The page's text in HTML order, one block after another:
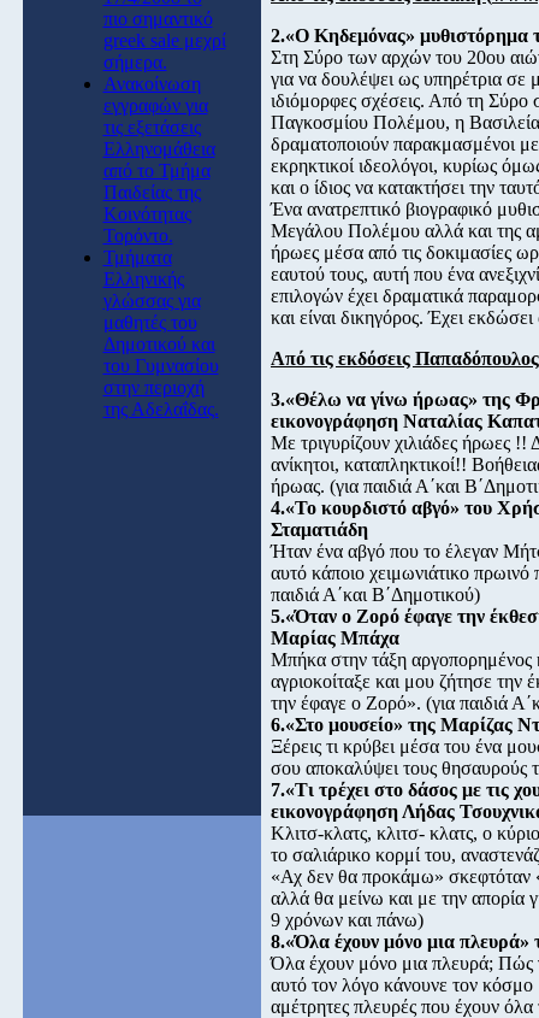
πιο σημαντικό
greek sale μεχρί
σήμερα.
Ανακοίνωση
εγγραφών για
τις εξετάσεις
Ελληνομάθεια
από το Τμήμα
Παιδείας της
Κοινότητας
Τορόντο.
Τμήματα
Ελληνικής
γλώσσας για
μαθητές του
Δημοτικού και
του Γυμνασίου
στην περιοχή
της Αδελαΐδας.
2.«Ο Κηδεμόνας» μυθιστόρημα
Στη Σύρο των αρχών του 20ου
για να δουλέψει ως υπηρέτρια σε
ιδιόμορφες σχέσεις. Από τη Σύρο
Παγκοσμίου Πολέμου, η
δραματοποιούν παρακμασμένοι
εκρηκτικοί ιδεολόγοι, κυρίως
και ο ίδιος να κατακτήσει την
Ένα ανατρεπτικό βιογραφικό
Μεγάλου Πολέμου αλλά και της
ήρωες μέσα από τις δοκιμασίες
εαυτού τους, αυτή που ένα
επιλογών έχει δραματικά
και είναι δικηγόρος. Έχει
Από τις εκδόσεις
3.«Θέλω να γίνω ήρωας» της
εικονογράφηση Ναταλίας
Με τριγυρίζουν χιλιάδες ήρωες !!
ανίκητοι, καταπληκτικοί!!
ήρωας. (για παιδιά Α΄και
4.«Το κουρδιστό αβγό» του
Σταματιάδη
Ήταν ένα αβγό που το έλεγαν
αυτό κάποιο χειμωνιάτικο
παιδιά Α΄και Β΄Δημοτικού)
5.«Όταν ο Ζορό έφαγε την
Μαρίας Μπάχα
Μπήκα στην τάξη
αγριοκοίταξε και μου ζήτησε
την έφαγε ο Ζορό». (για παιδιά
6.«Στο μουσείο» της Μαρίζας
Ξέρεις τι κρύβει μέσα του ένα
σου αποκαλύψει τους θησαυρούς
7.«Τι τρέχει στο δάσος με τις
εικονογράφηση Λήδας
Κλιτσ-κλατς, κλιτσ- κλατς, ο
το σαλιάρικο κορμί του,
«Αχ δεν θα προκάμω» σκεφτόταν
αλλά θα μείνω και με την απορία
9 χρόνων και πάνω)
8.«Όλα έχουν μόνο μια
Όλα έχουν μόνο μια πλευρά; Πώς
αυτό τον λόγο κάνουνε τον κόσμο
αμέτρητες πλευρές που έχουν